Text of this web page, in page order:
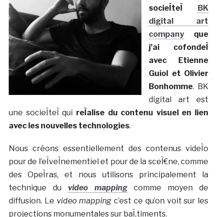
socieÌteÌ BK
digital art
companyque
j’ai cofondeÌ
avec Etienne
Guiol et Olivier
Bonhomme. BK
digital art est
une socieÌteÌ qui reÌalise du contenu visuel en lien
avec les nouvelles technologies.
Nous créons essentiellement des contenus videÌo
pour de l’eÌveÌnementiel et pour de la sceÌ€ne, comme
des OpeÌras, et nous utilisons principalement la
technique du video mappingcomme moyen de
diffusion. Le video mapping c’est ce qu’on voit sur les
projections monumentales sur baÌ‚timents.